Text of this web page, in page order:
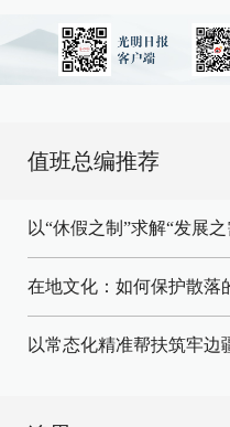
值班总编推荐
以“休假之制”求解“发展之
在地文化：如何保护散落
以常态化精准帮扶筑牢边